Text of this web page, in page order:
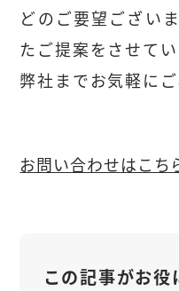
どのご要望ござい
たご提案をさせてい
弊社までお気軽にご
お問い合わせはこち
この記事がお